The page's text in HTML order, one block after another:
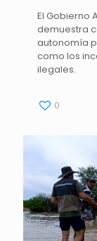
El Gobierno
demuestra
autonomía
como los
ilegales.
0